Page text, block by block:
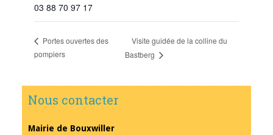
03 88 70 97 17
Portes ouvertes des
pompiers
Visite guidée de la colline du
Bastberg
Nous contacter
Mairie de Bouxwiller